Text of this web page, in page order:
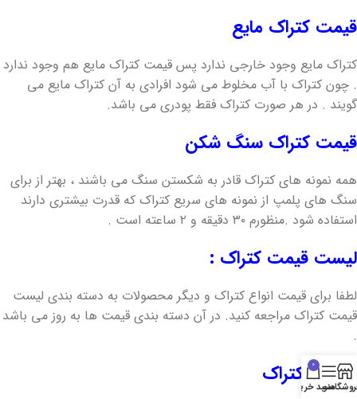
قیمت کتراک مایع
کتراک مایع وجود خارجی ندارد پس قیمت کتراک مایع هم وجود ندارد
. چون کتراک با آب مخلوط می شود افرادی به آن کتراک مایع می
گویند . در هر صورت کتراک فقط پودری می باشد.
قیمت کتراک سنگ شکن
همه نمونه های کتراک قادر به شکستن سنگ می باشند ، بهتر از برای
سنگ های پلمپ از نمونه های سریع کتراک که قدرت بیشتری دارند
استفاده شود .منظورم ۳۰ دقیقه و ۲ ساعته است .
لیست قیمت کتراک :
لطفا برای قیمت انواع کتراک و دیگر محصولات به دسته بندی لیست
قیمت کتراک مراجعه کنید. در آن دسته بندی قیمت ها به روز می باشد
.
بهترین کتراک
منو
0
سبد خرید